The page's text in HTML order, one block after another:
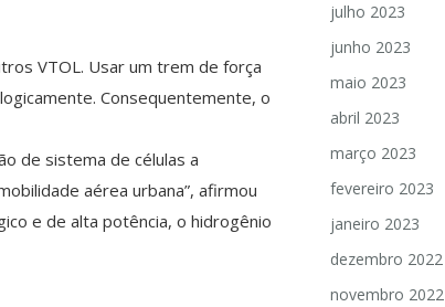
VTOL. Usar um trem de força
Consequentemente, o
de sistema de células a
aérea urbana”, afirmou
e de alta potência, o hidrogênio
julho 2023
junho 2023
maio 2023
abril 2023
março 2023
fevereiro 2023
janeiro 2023
dezembro 2022
novembro 2022